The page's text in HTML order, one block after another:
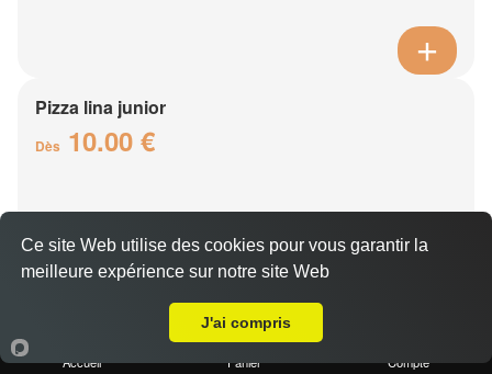
Pizza lina junior
Dès 10.00 €
oignons
Accueil Panier Compte
Ce site Web utilise des cookies pour vous garantir la
meilleure expérience sur notre site Web
J'ai compris